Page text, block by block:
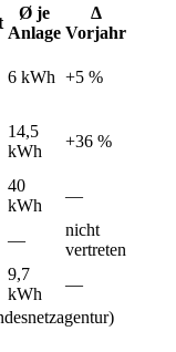
Ø je
Anlage
Δ
Vorjahr
6 kWh +5 %
14,5
kWh
+36 %
40
kWh
—
—
nicht
vertreten
9,7
kWh
—